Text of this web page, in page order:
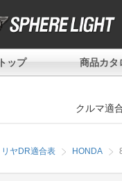
トップ 商品カタ
クルマ適
リヤDR適合表 HONDA